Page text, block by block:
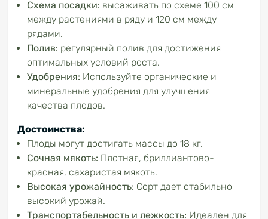
Схема посадки: высаживать по схеме 100 см
между растениями в ряду и 120 см между
рядами.
Полив: регулярный полив для достижения
оптимальных условий роста.
Удобрения: Используйте органические и
минеральные удобрения для улучшения
качества плодов.
Достоинства:
Плоды могут достигать массы до 18 кг.
Сочная мякоть: Плотная, бриллиантово-
красная, сахаристая мякоть.
Высокая урожайность: Сорт дает стабильно
высокий урожай.
Транспортабельность и лежкость: Идеален для